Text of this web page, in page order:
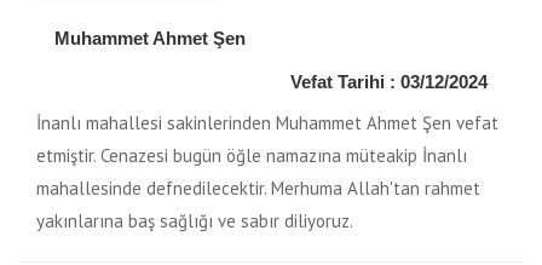
Muhammet Ahmet Şen
Vefat Tarihi : 03/12/2024
İnanlı mahallesi sakinlerinden Muhammet Ahmet Şen vefat
etmiştir. Cenazesi bugün öğle namazına müteakip İnanlı
mahallesinde defnedilecektir. Merhuma Allah'tan rahmet
yakınlarına baş sağlığı ve sabır diliyoruz.